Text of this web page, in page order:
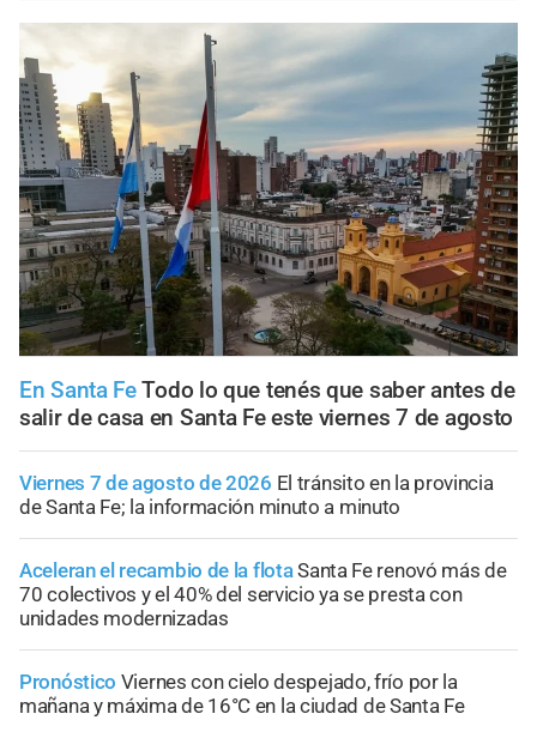
En Santa FeTodo lo que tenés que saber antes de
salir de casa en Santa Fe este viernes 7 de agosto
Viernes 7 de agosto de 2026 El tránsito en la provincia
de Santa Fe; la información minuto a minuto
Aceleran el recambio de la flotaSanta Fe renovó más de
70 colectivos y el 40% del servicio ya se presta con
unidades modernizadas
Pronóstico Viernes con cielo despejado, frío por la
mañana y máxima de 16°C en la ciudad de Santa Fe